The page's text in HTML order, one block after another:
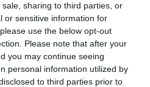
sharing to third parties, or
or sensitive information for
use the below opt-out
Please note that after your
you may continue seeing
personal information utilized by
to third parties prior to